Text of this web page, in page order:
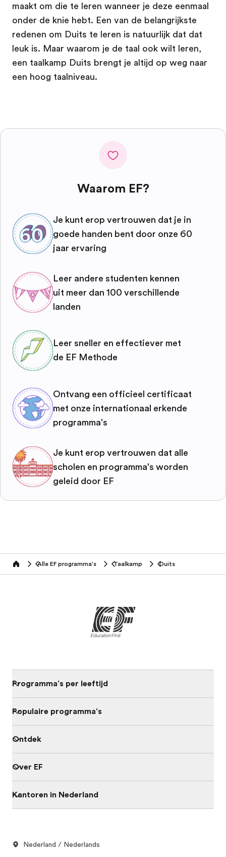
maakt om die te leren wanneer je deze eenmaal
onder de knie hebt. Een van de belangrijkste
redenen om Duits te leren is natuurlijk dat dat
leuk is. Maar waarom je de taal ook wilt leren,
een taalkamp Duits brengt je altijd op weg naar
een hoog taalniveau.
Waarom EF?
Je kunt erop vertrouwen dat je in
goede handen bent door onze 60
jaar ervaring
Leer andere studenten kennen
uit meer dan 100 verschillende
landen
Leer sneller en effectiever met
de EF Methode
Ontvang een officieel certificaat
met onze internationaal erkende
programma's
Je kunt erop vertrouwen dat alle
scholen en programma's worden
geleid door EF
home Alle EF programma's Taalkamp Duits
Programma's per leeftijd
Populaire programma's
Ontdek
Over EF
Kantoren in Nederland
Nederland / Nederlands